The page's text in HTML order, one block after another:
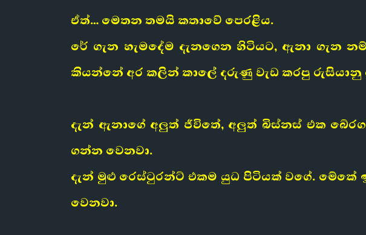
ඒත්… මෙතන තමයි කතාවේ පෙරළිය.
රේ ගැන හැමදේම දැනගෙන හිටියට, ඇනා ගැන
කියන්නේ අර කලින් කාලේ දරුණු වැඩ කරපු
දැන් ඇනාගේ අලුත් ජීවිතේ, අලුත් බිස්නස් එක
ගන්න වෙනවා.
දැන් මුළු රෙස්ටුරන්ට් එකම යුධ පිටියක් වගේ.
වෙනවා.